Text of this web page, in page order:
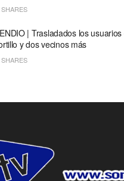
| Trasladados los
y dos vecinos más